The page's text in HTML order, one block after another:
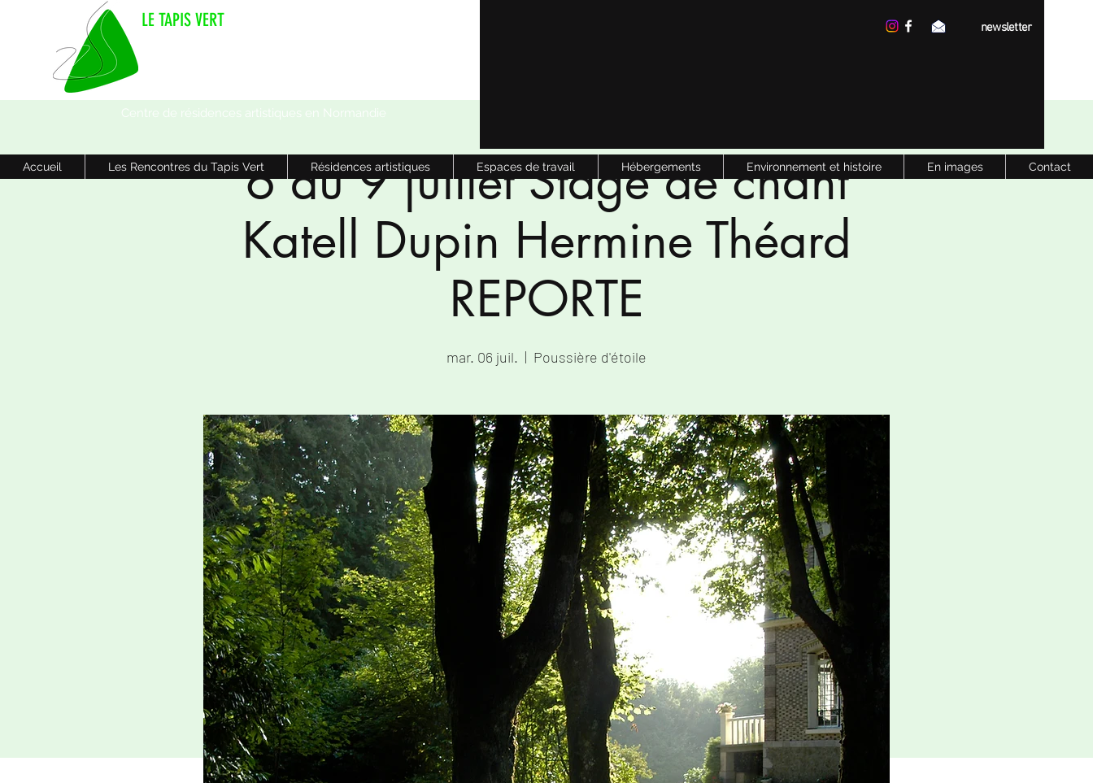
LE TAPIS VERT
Centre de résidences artistiques en Normandie
newsletter
Accueil Les Rencontres du Tapis Vert Résidences artistiques Espaces de travail Hébergements Environnement et histoire En images Contact
6 au 9 juillet Stage de chant
Katell Dupin Hermine Théard
REPORTE
mar. 06 juil.
  |
Poussière d'étoile